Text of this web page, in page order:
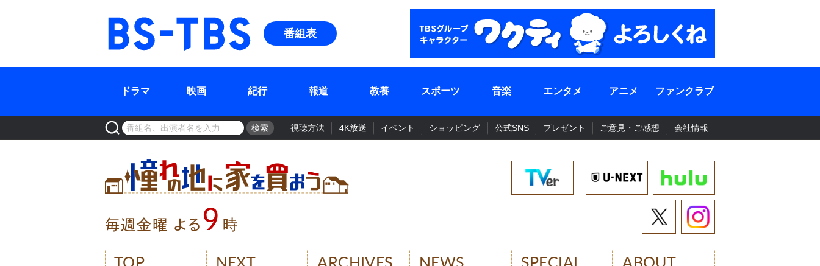
BS-TBS
番組表
ドラマ 映画 紀行 報道 教養 スポーツ 音楽 エンタメ アニメ ファンクラブ
検索 視聴方法 4K放送 イベント ショッピング 公式SNS プレゼント ご意見・ご感想 会社情報
毎週金曜 よる 9 時
TOP NEXT ARCHIVES NEWS SPECIAL ABOUT